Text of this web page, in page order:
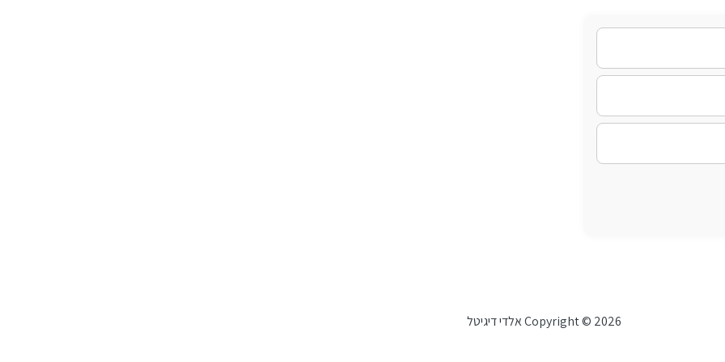
Copyright © 2026 אלדי דיגיטל